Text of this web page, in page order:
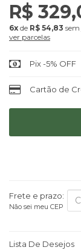
R$
6x de R$ 54,83
ver parcelas
Pix -5% OFF
Cartão de
Frete e prazo:
Não sei meu CEP
Lista De Desejos